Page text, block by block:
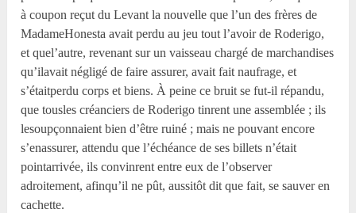
à coupon reçut du Levant la nouvelle que l’un des frères de
MadameHonesta avait perdu au jeu tout l’avoir de Roderigo,
et quel’autre, revenant sur un vaisseau chargé de marchandises
qu’ilavait négligé de faire assurer, avait fait naufrage, et
s’étaitperdu corps et biens. À peine ce bruit se fut-il répandu,
que tousles créanciers de Roderigo tinrent une assemblée ; ils
lesoupçonnaient bien d’être ruiné ; mais ne pouvant encore
s’enassurer, attendu que l’échéance de ses billets n’était
pointarrivée, ils convinrent entre eux de l’observer
adroitement, afinqu’il ne pût, aussitôt dit que fait, se sauver en
cachette.